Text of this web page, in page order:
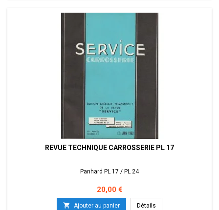
REVUE TECHNIQUE CARROSSERIE PL 17
Panhard PL 17 / PL 24
Prix
20,00 €
 Ajouter au panier Détails